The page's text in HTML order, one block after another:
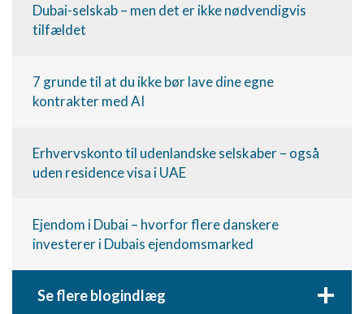
Dubai-selskab – men det er ikke nødvendigvis
tilfældet
7 grunde til at du ikke bør lave dine egne
kontrakter med AI
Erhvervskonto til udenlandske selskaber – også
uden residence visa i UAE
Ejendom i Dubai – hvorfor flere danskere
investerer i Dubais ejendomsmarked
Se flere blogindlæg +